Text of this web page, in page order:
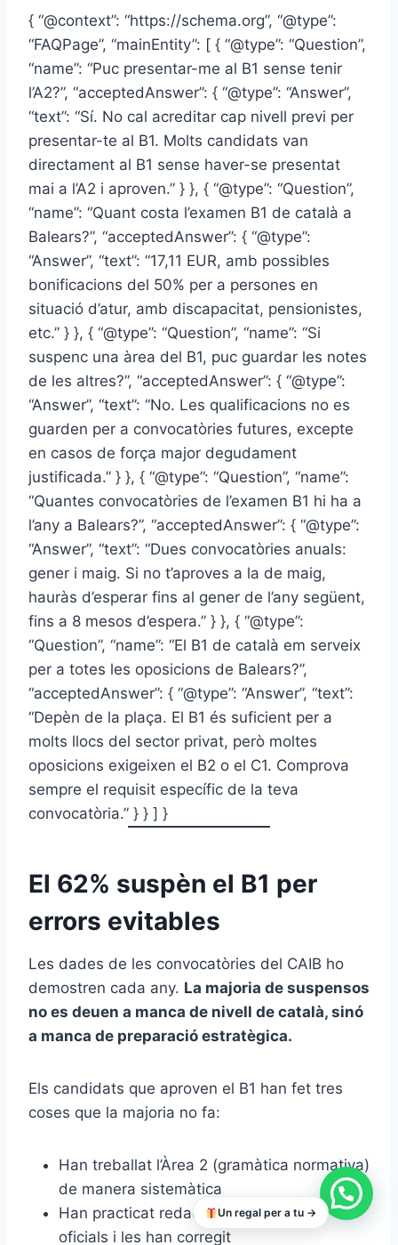
{ “@context”: “https://schema.org”, “@type”:
“FAQPage”, “mainEntity”: [ { “@type”: “Question”,
“name”: “Puc presentar-me al B1 sense tenir
l’A2?”, “acceptedAnswer”: { “@type”: “Answer”,
“text”: “Sí. No cal acreditar cap nivell previ per
presentar-te al B1. Molts candidats van
directament al B1 sense haver-se presentat
mai a l’A2 i aproven.” } }, { “@type”: “Question”,
“name”: “Quant costa l’examen B1 de català a
Balears?”, “acceptedAnswer”: { “@type”:
“Answer”, “text”: “17,11 EUR, amb possibles
bonificacions del 50% per a persones en
situació d’atur, amb discapacitat, pensionistes,
etc.” } }, { “@type”: “Question”, “name”: “Si
suspenc una àrea del B1, puc guardar les notes
de les altres?”, “acceptedAnswer”: { “@type”:
“Answer”, “text”: “No. Les qualificacions no es
guarden per a convocatòries futures, excepte
en casos de força major degudament
justificada.” } }, { “@type”: “Question”, “name”:
“Quantes convocatòries de l’examen B1 hi ha a
l’any a Balears?”, “acceptedAnswer”: { “@type”:
“Answer”, “text”: “Dues convocatòries anuals:
gener i maig. Si no t’aproves a la de maig,
hauràs d’esperar fins al gener de l’any següent,
fins a 8 mesos d’espera.” } }, { “@type”:
“Question”, “name”: “El B1 de català em serveix
per a totes les oposicions de Balears?”,
“acceptedAnswer”: { “@type”: “Answer”, “text”:
“Depèn de la plaça. El B1 és suficient per a
molts llocs del sector privat, però moltes
oposicions exigeixen el B2 o el C1. Comprova
sempre el requisit específic de la teva
convocatòria.” } } ] }
El 62% suspèn el B1 per
errors evitables
Les dades de les convocatòries del CAIB ho
demostren cada any. La majoria de suspensos
no es deuen a manca de nivell de català, sinó
a manca de preparació estratègica.
Els candidats que aproven el B1 han fet tres
coses que la majoria no fa:
Han treballat l’Àrea 2 (gramàtica normativa)
de manera sistemàtica
Han practicat redaccions amb criteris
oficials i les han corregit
Un regal per a tu →